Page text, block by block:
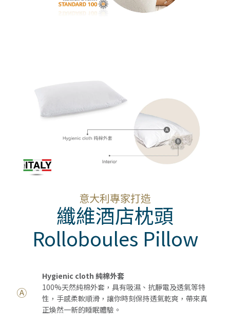
意大利專家打造
纖維酒店枕頭
Rolloboules Pillow
Ⓐ
Hygienic cloth 純棉外套
100%天然純棉外套，具有吸濕、抗靜電及透氣等特
性，手感柔軟順滑，讓你時刻保持透氣乾爽，帶來真
正煥然一新的睡眠體驗。